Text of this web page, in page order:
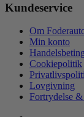
Kundeservice
Om
Min konto
Cookiepolitik
Lovgivning
Fortrydelse